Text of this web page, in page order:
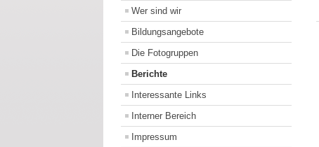
Wer sind wir
Bildungsangebote
Die Fotogruppen
Berichte
Interessante Links
Interner Bereich
Impressum